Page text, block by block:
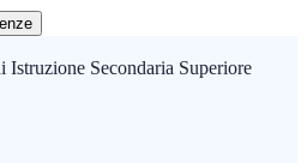
Istruzione Secondaria Superiore